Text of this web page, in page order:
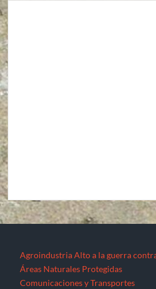
Agroindustria Alto a la guerra
Áreas Naturales Protegidas
Comunicaciones y Transportes